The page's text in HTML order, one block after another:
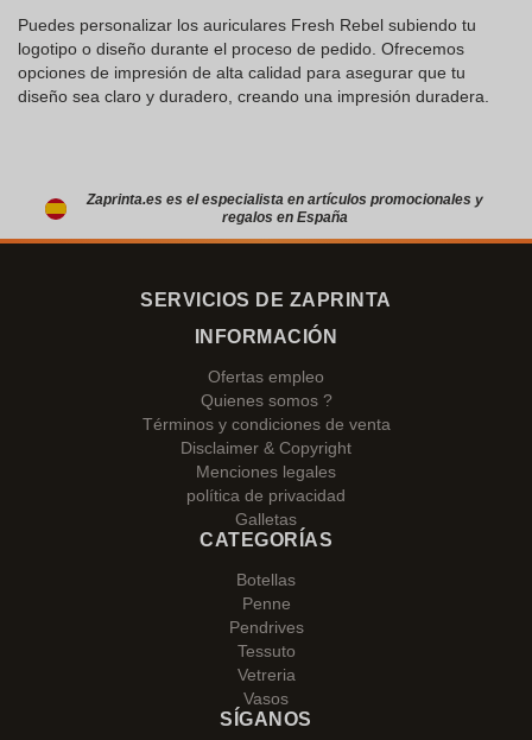
Puedes personalizar los auriculares Fresh Rebel subiendo tu
logotipo o diseño durante el proceso de pedido. Ofrecemos
opciones de impresión de alta calidad para asegurar que tu
diseño sea claro y duradero, creando una impresión duradera.
Zaprinta.es es el especialista en artículos promocionales y
regalos en España
SERVICIOS DE ZAPRINTA
INFORMACIÓN
Ofertas empleo
Quienes somos ?
Términos y condiciones de venta
Disclaimer & Copyright
Menciones legales
política de privacidad
Galletas
CATEGORÍAS
Botellas
Penne
Pendrives
Tessuto
Vetreria
Vasos
SÍGANOS